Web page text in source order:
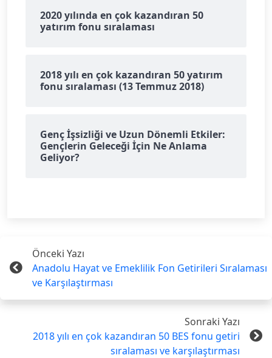
2020 yılında en çok kazandıran 50
yatırım fonu sıralaması
2018 yılı en çok kazandıran 50 yatırım
fonu sıralaması (13 Temmuz 2018)
Genç İşsizliği ve Uzun Dönemli Etkiler:
Gençlerin Geleceği İçin Ne Anlama
Geliyor?
Önceki Yazı
Anadolu Hayat ve Emeklilik Fon Getirileri Sıralaması
ve Karşılaştırması
Sonraki Yazı
2018 yılı en çok kazandıran 50 BES fonu getiri
sıralaması ve karşılaştırması